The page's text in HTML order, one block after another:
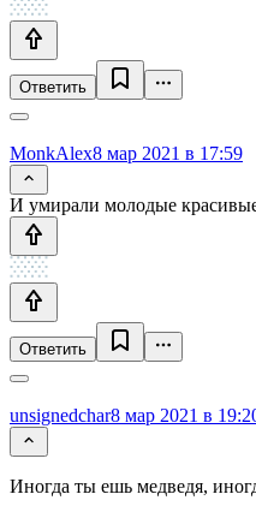
Ответить
MonkAlex8 мар 2021 в 17:59
И умирали молодые
Ответить
unsignedchar8 мар 2021 в
Иногда ты ешь медведя,